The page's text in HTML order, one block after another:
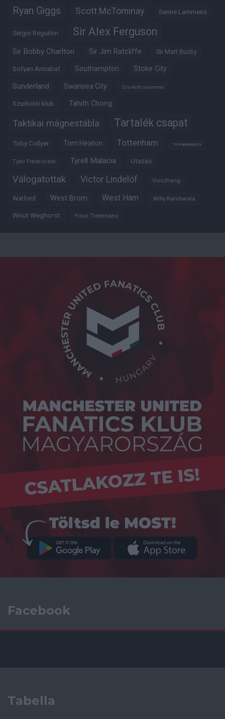
Ryan Giggs Scott McTominay Senne Lammens
Sergio Reguilon Sir Alex Ferguson
Sir Bobby Charlton Sir Jim Ratcliffe Sir Matt Busby
Sofyan Amrabat Southampton Stoke City
Sunderland Swansea City Szurkoló szemmel
Szurkolói klub Tahith Chong
Taktikai mágnestábla Tartalék csapat
Toby Collyer Tom Heaton Tottenham Trófeabibliográfia
Tyler Fredericson Tyrell Malacia Utazás
Válogatottak Victor Lindelöf Visszhang
Watford West Brom West Ham Willy Kambwala
Wout Weghorst Youri Tielemans
Facebook
Tabella